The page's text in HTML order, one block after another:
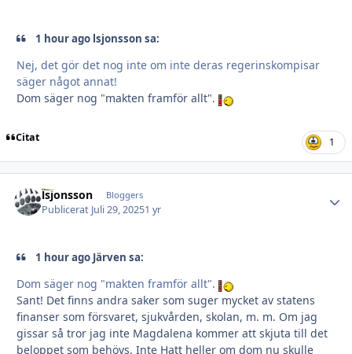
1 hour ago lsjonsson sa:
Nej, det gör det nog inte om inte deras regerinskompisar
säger något annat!
Dom säger nog "makten framför allt".
Citat 1
lsjonsson Bloggers
Publicerat Juli 29, 20251 yr
1 hour ago Järven sa:
Dom säger nog "makten framför allt".
Sant! Det finns andra saker som suger mycket av statens
finanser som försvaret, sjukvården, skolan, m. m. Om jag
gissar så tror jag inte Magdalena kommer att skjuta till det
beloppet som behövs. Inte Hatt heller om dom nu skulle